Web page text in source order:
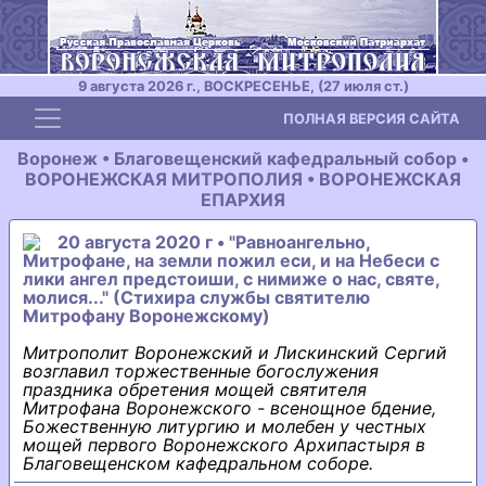
9 августа 2026 г., ВОСКРЕСЕНЬЕ, (27 июля ст.)
Toggle navigation ПОЛНАЯ ВЕРСИЯ САЙТА
Воронеж • Благовещенский кафедральный собор •
ВОРОНЕЖСКАЯ МИТРОПОЛИЯ • ВОРОНЕЖСКАЯ
ЕПАРХИЯ
20 августа 2020 г • "Равноангельно,
Митрофане, на земли пожил еси, и на Небеси с
лики ангел предстоиши, с нимиже о нас, святе,
молися..." (Стихира службы святителю
Митрофану Воронежскому)
Митрополит Воронежский и Лискинский Сергий
возглавил торжественные богослужения
праздника обретения мощей святителя
Митрофана Воронежского - всенощное бдение,
Божественную литургию и молебен у честных
мощей первого Воронежского Архипастыря в
Благовещенском кафедральном соборе.